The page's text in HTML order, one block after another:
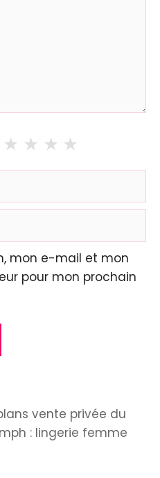
★
★
★
★
mon e-mail et mon
pour mon prochain
vente privée du
: lingerie femme